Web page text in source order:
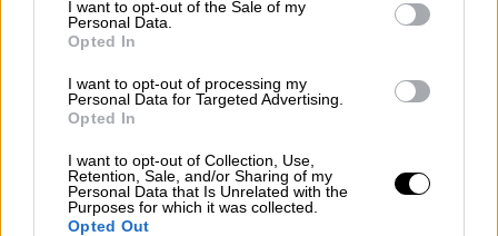
I want to opt-out of the Sale of my
Personal Data.
Opted In
I want to opt-out of processing my
Personal Data for Targeted Advertising.
Opted In
I want to opt-out of Collection, Use,
Retention, Sale, and/or Sharing of my
Personal Data that Is Unrelated with the
Purposes for which it was collected.
Opted Out
Τα «ψιλά γράμματα» του χωροταξικού
για τον τουρισμό: Τα ανοιχτά μέτωπα, οι
εξαιρέσεις και οι απαγορεύσεις
Κεντρικός πυλώνας του νέου χωροταξικού
«μετρήσει» την τουριστική πίεση σε κάθε
περιοχή της χώρας